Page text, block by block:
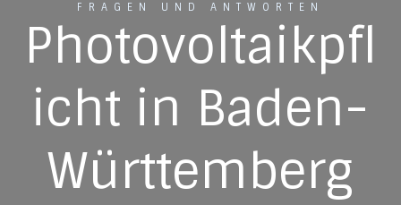
FRAGEN UND ANTWORTEN
Photovoltaikpfl
icht in Baden-
Württemberg